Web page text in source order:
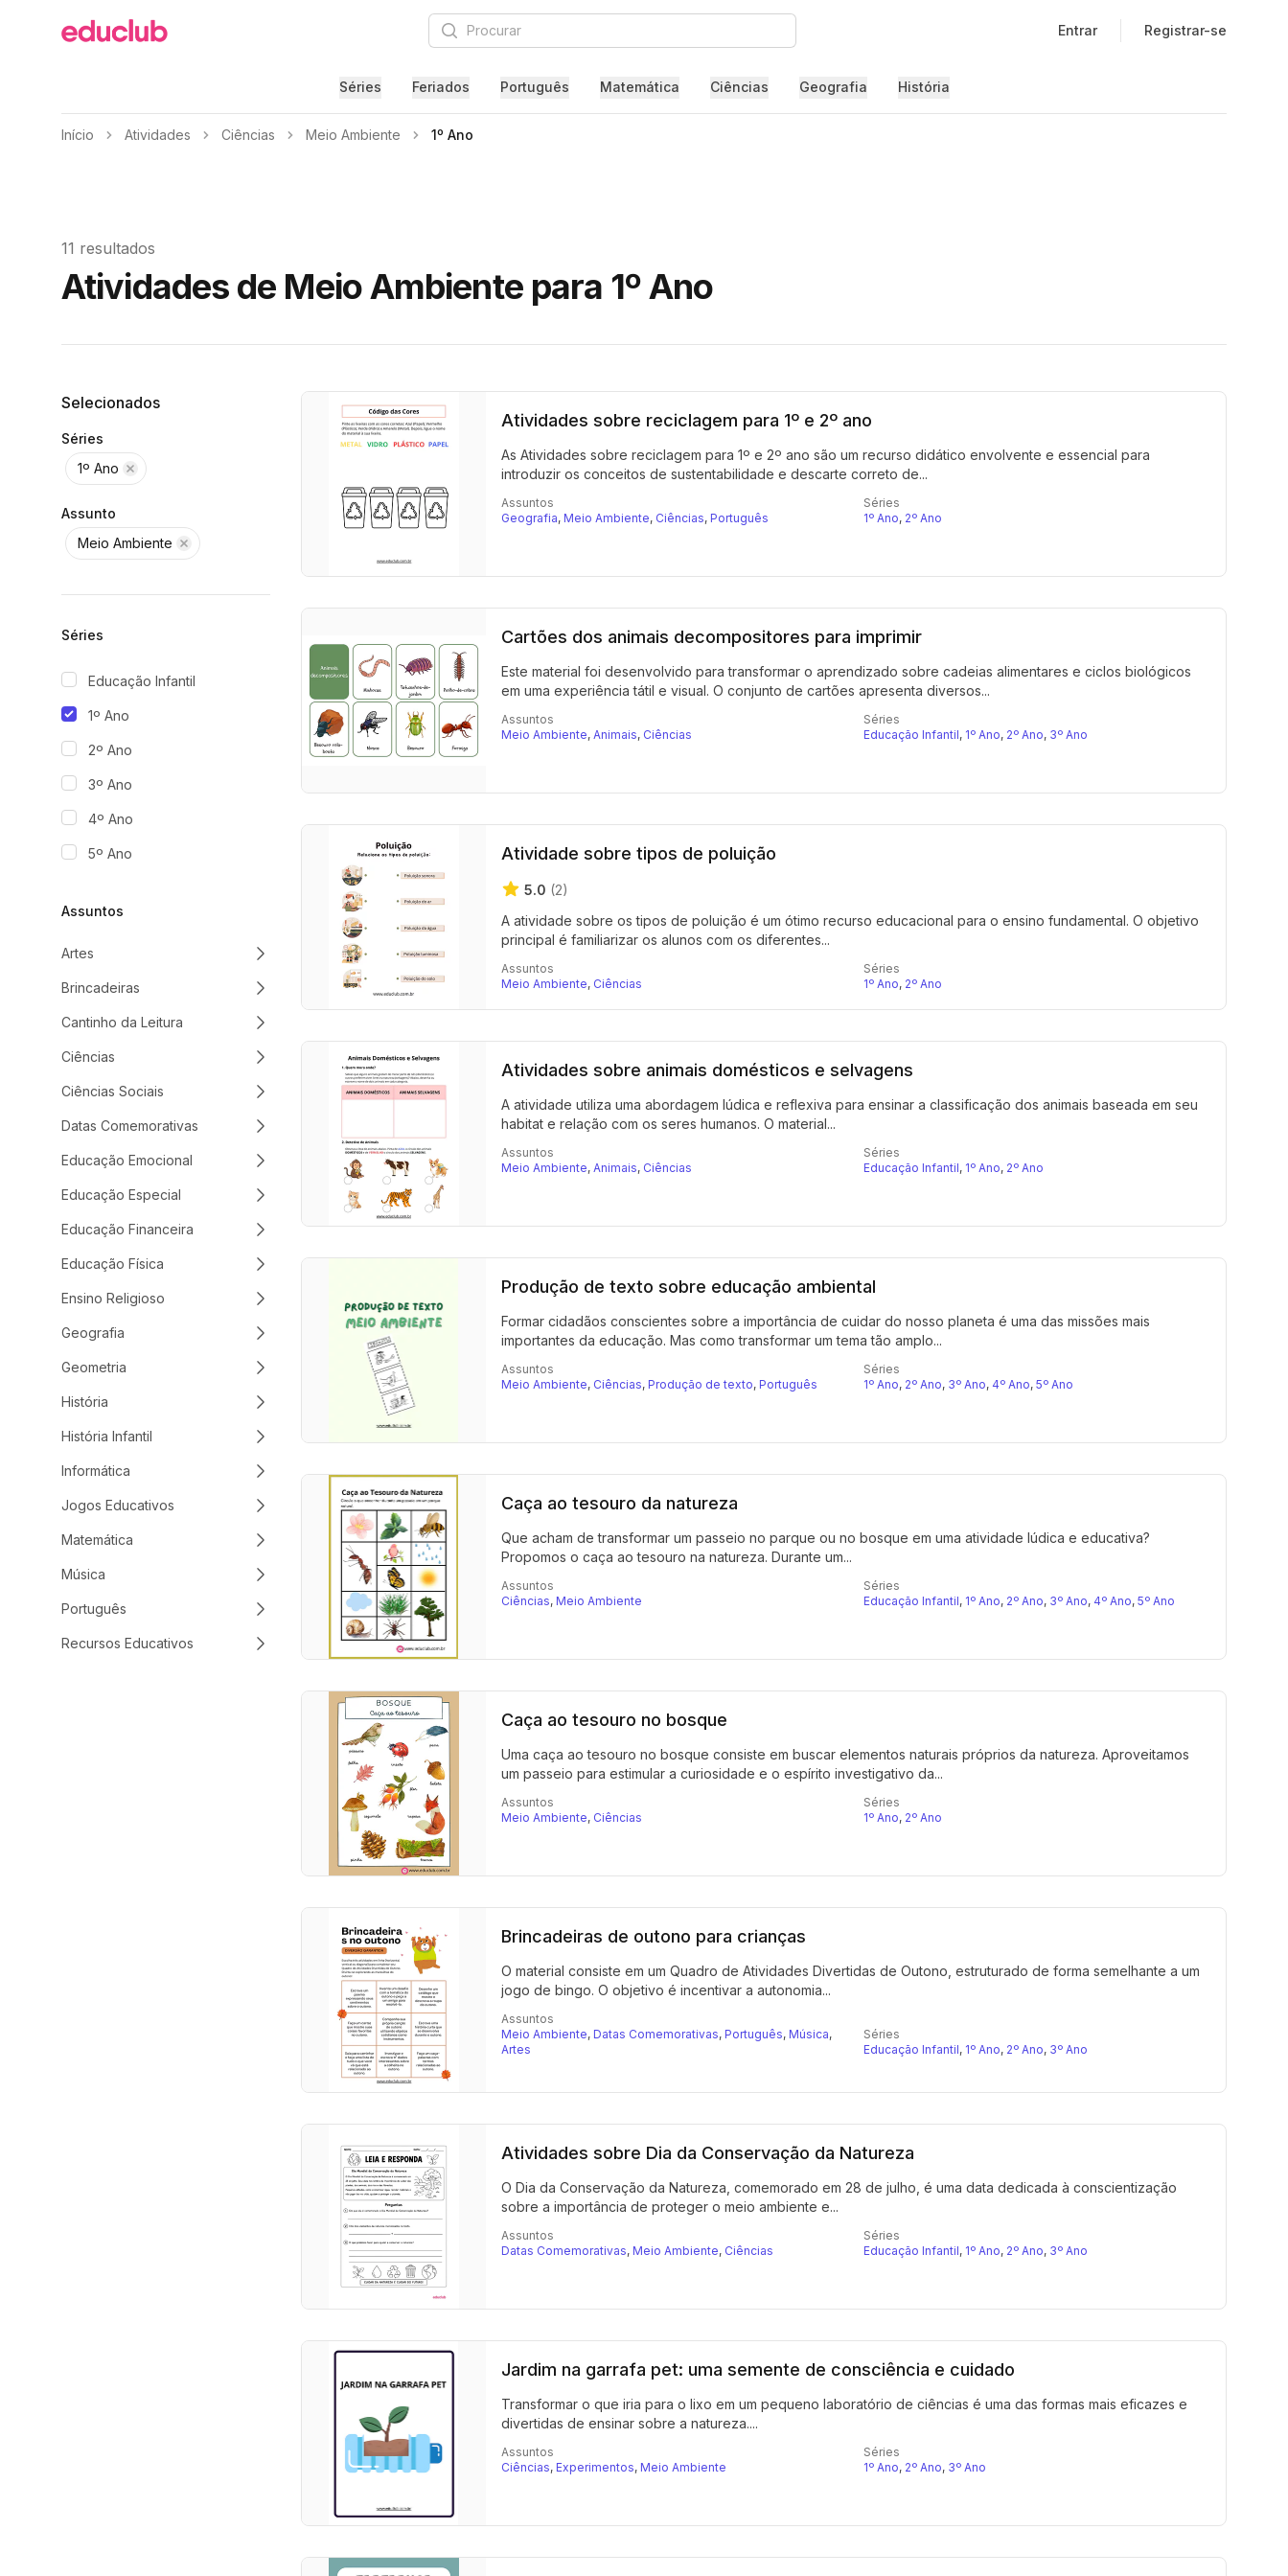
Educlub Procurar Entrar Registrar-se
Séries Feriados Português Matemática Ciências Geografia História
Início Atividades Ciências Meio Ambiente 1º Ano
11 resultados
Atividades de Meio Ambiente para 1º Ano
Filtros
Selecionados
Séries
1º Ano
Assunto
Meio Ambiente
Séries
Educação Infantil
1º Ano
2º Ano
3º Ano
4º Ano
5º Ano
Assuntos
Artes
Brincadeiras
Cantinho da Leitura
Ciências
Ciências Sociais
Datas Comemorativas
Educação Emocional
Educação Especial
Educação Financeira
Educação Física
Ensino Religioso
Geografia
Geometria
História
História Infantil
Informática
Jogos Educativos
Matemática
Música
Português
Recursos Educativos
Atividades sobre reciclagem para 1º e 2º ano
As Atividades sobre reciclagem para 1º e 2º ano são um recurso didático envolvente e essencial para
introduzir os conceitos de sustentabilidade e descarte correto de...
Assuntos
Geografia, Meio Ambiente, Ciências, Português
Séries
1º Ano, 2º Ano
Cartões dos animais decompositores para imprimir
Este material foi desenvolvido para transformar o aprendizado sobre cadeias alimentares e ciclos biológicos
em uma experiência tátil e visual. O conjunto de cartões apresenta diversos...
Assuntos
Meio Ambiente, Animais, Ciências
Séries
Educação Infantil, 1º Ano, 2º Ano, 3º Ano
Atividade sobre tipos de poluição
5.0 (2)
A atividade sobre os tipos de poluição é um ótimo recurso educacional para o ensino fundamental. O objetivo
principal é familiarizar os alunos com os diferentes...
Assuntos
Meio Ambiente, Ciências
Séries
1º Ano, 2º Ano
Atividades sobre animais domésticos e selvagens
A atividade utiliza uma abordagem lúdica e reflexiva para ensinar a classificação dos animais baseada em seu
habitat e relação com os seres humanos. O material...
Assuntos
Meio Ambiente, Animais, Ciências
Séries
Educação Infantil, 1º Ano, 2º Ano
Produção de texto sobre educação ambiental
Formar cidadãos conscientes sobre a importância de cuidar do nosso planeta é uma das missões mais
importantes da educação. Mas como transformar um tema tão amplo...
Assuntos
Meio Ambiente, Ciências, Produção de texto, Português
Séries
1º Ano, 2º Ano, 3º Ano, 4º Ano, 5º Ano
Caça ao tesouro da natureza
Que acham de transformar um passeio no parque ou no bosque em uma atividade lúdica e educativa?
Propomos o caça ao tesouro na natureza. Durante um...
Assuntos
Ciências, Meio Ambiente
Séries
Educação Infantil, 1º Ano, 2º Ano, 3º Ano, 4º Ano, 5º Ano
Caça ao tesouro no bosque
Uma caça ao tesouro no bosque consiste em buscar elementos naturais próprios da natureza. Aproveitamos
um passeio para estimular a curiosidade e o espírito investigativo da...
Assuntos
Meio Ambiente, Ciências
Séries
1º Ano, 2º Ano
Brincadeiras de outono para crianças
O material consiste em um Quadro de Atividades Divertidas de Outono, estruturado de forma semelhante a um
jogo de bingo. O objetivo é incentivar a autonomia...
Assuntos
Meio Ambiente, Datas Comemorativas, Português, Música,
Artes
Séries
Educação Infantil, 1º Ano, 2º Ano, 3º Ano
Atividades sobre Dia da Conservação da Natureza
O Dia da Conservação da Natureza, comemorado em 28 de julho, é uma data dedicada à conscientização
sobre a importância de proteger o meio ambiente e...
Assuntos
Datas Comemorativas, Meio Ambiente, Ciências
Séries
Educação Infantil, 1º Ano, 2º Ano, 3º Ano
Jardim na garrafa pet: uma semente de consciência e cuidado
Transformar o que iria para o lixo em um pequeno laboratório de ciências é uma das formas mais eficazes e
divertidas de ensinar sobre a natureza....
Assuntos
Ciências, Experimentos, Meio Ambiente
Séries
1º Ano, 2º Ano, 3º Ano